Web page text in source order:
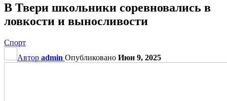
В Твери школьники соревновались в
ловкости и выносливости
Спорт
Автор admin Опубликовано Июн 9, 2025